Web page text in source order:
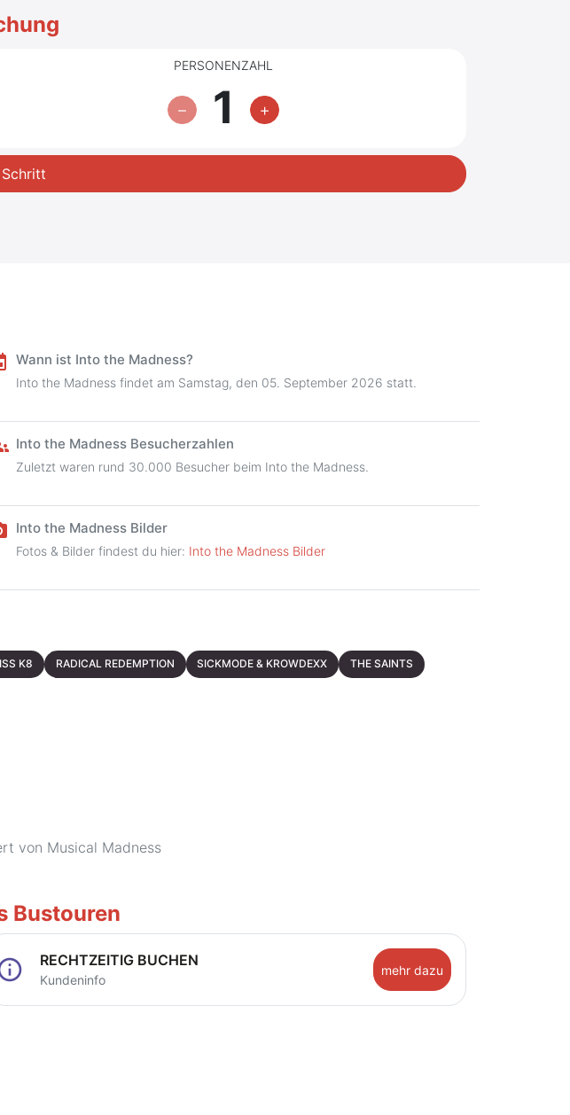
PERSONENZAHL
1
K8 RADICAL REDEMPTION SICKMODE & KROWDEXX THE SAINTS
von Musical Madness
Wann ist Into the Madness?
Into the Madness findet am Samstag, den 05. September 2026 statt.
Into the Madness Besucherzahlen
Zuletzt waren rund 30.000 Besucher beim Into the Madness.
Into the Madness Bilder
Fotos & Bilder findest du hier: Into the Madness Bilder
Bustouren
RECHTZEITIG BUCHEN
Kundeninfo
mehr dazu